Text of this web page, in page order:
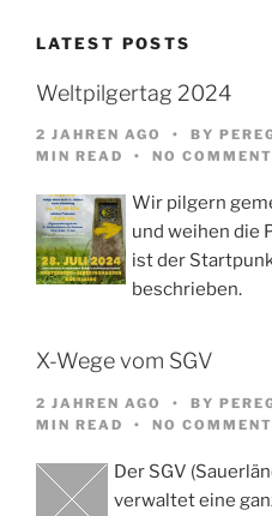
LATEST POSTS
Weltpilgertag 2024
2 JAHREN AGO BY
MIN READ
NO
Wir pilgern
und weihen die
ist der
beschrieben.
X-Wege vom SGV
2 JAHREN AGO BY
MIN READ
NO
Der SGV
verwaltet eine